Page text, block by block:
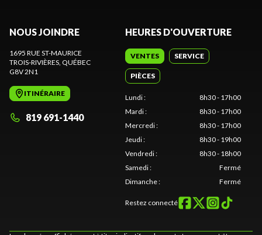
NOUS JOINDRE
1695 RUE ST-MAURICE
TROIS-RIVIÈRES , QUÉBEC
G8V 2N1
ITINÉRAIRE
819 691-1440
HEURES D'OUVERTURE
VENTES SERVICE
PIÈCES
Lundi:
8h30 - 17h00
Mardi:
8h30 - 17h00
Mercredi:
8h30 - 17h00
Jeudi:
8h30 - 19h00
Vendredi:
8h30 - 18h00
Samedi:
Fermé
Dimanche: Fermé
Restez connecté